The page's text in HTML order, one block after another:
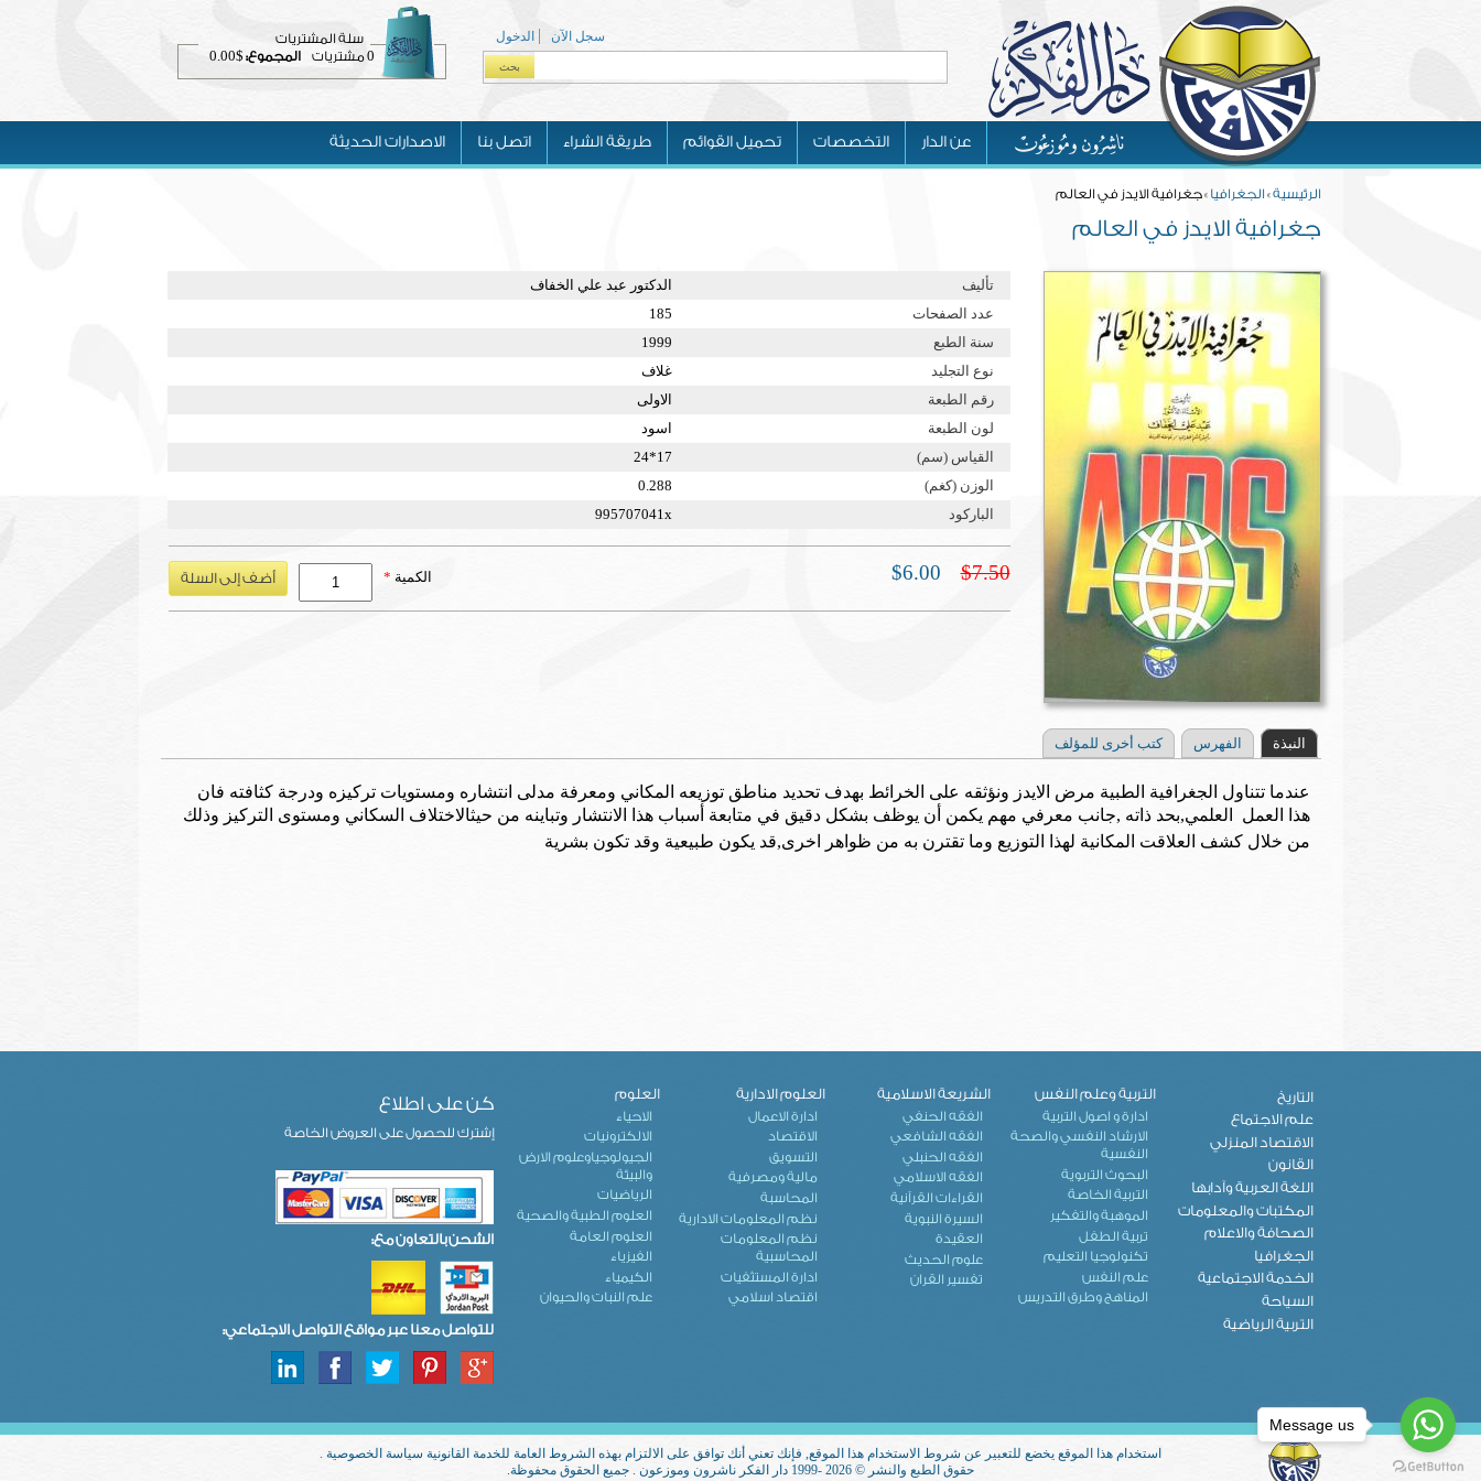
الدخول
سجل الآن
سلة المشتريات
0مشتريات المجموع: $0.00
عن الدار التخصصات تحميل القوائم طريقة الشراء اتصل بنا الاصدارات الحديثة
الرئيسية» الجغرافيا » جغرافية الايدز في العالم
جغرافية الايدز في العالم
تأليف
الدكتور عبد علي الخفاف
عدد الصفحات
185
سنة الطبع
1999
نوع التجليد
غلاف
رقم الطبعة
الاولى
لون الطبعة
اسود
القياس (سم)
17*24
الوزن (كغم)
0.288
الباركود
995707041x
$7.50
$6.00 الكمية *
النبذة الفهرس كتب أخرى للمؤلف
عندما تتناول الجغرافية الطبية مرض الايدز ونؤثقه على الخرائط بهدف تحديد مناطق توزيعه المكاني ومعرفة مدلى انتشاره ومستويات تركيزه ودرجة كثافته فان
هذا العمل العلمي,بحد ذاته ,جانب معرفي مهم يكمن أن يوظف بشكل دقيق في متابعة أسباب هذا الانتشار وتباينه من حيثالاختلاف السكاني ومستوى التركيز وذلك
من خلال كشف العلاقت المكانية لهذا التوزيع وما تقترن به من ظواهر اخرى,قد يكون طبيعية وقد تكون بشرية
التاريخ
علم الاجتماع
الاقتصاد المنزلي
القانون
اللغة العربية وآدابها
المكتبات والمعلومات
الصحافة والاعلام
الجغرافيا
الخدمة الاجتماعية
السياحة
التربية الرياضية
التربية وعلم النفس
ادارة و اصول التربية
الارشاد النفسي والصحة
النفسية
البحوث التربوية
التربية الخاصة
الموهبة والتفكير
تربية الطفل
تكنولوجيا التعليم
علم النفس
المناهج وطرق التدريس
الشريعة الاسلامية
الفقه الحنفي
الفقه الشافعي
الفقه الحنبلي
الفقه الاسلامي
القراءات القرآنية
السيرة النبوية
العقيدة
علوم الحديث
تفسير القران
العلوم الادارية
ادارة الاعمال
الاقتصاد
التسويق
مالية ومصرفية
المحاسبة
نظم المعلومات الادارية
نظم المعلومات
المحاسبية
ادارة المستثفيات
اقتصاد اسلامي
العلوم
الاحياء
الالكترونيات
الجيولوجياوعلوم الارض
والبيئة
الرياضيات
العلوم الطبية والصحية
العلوم العامة
الفيزياء
الكيمياء
علم النبات والحيوان
كن على اطلاع
إشترك للحصول على العروض الخاصة
الشحن بالتعاون مع:
للتواصل معنا عبر مواقع التواصل الاجتماعي:
استخدام هذا الموقع يخضع للتعبير عن شروط الاستخدام هذا الموقع, فإنك تعني أنك توافق على الالتزام بهذه الشروط العامة للخدمة القانونية سياسة الخصوصية .
حقوق الطبع والنشر © 2026 -1999 دار الفكر ناشرون وموزعون . جميع الحقوق محفوظة.
Message us